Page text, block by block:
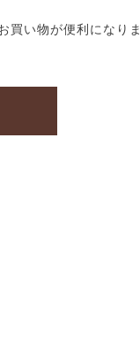
買い物が便利になりま